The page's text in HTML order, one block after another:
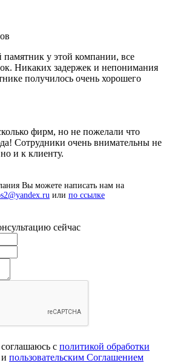
памятник у этой компании, все
Никаких задержек и непонимания
получилось очень хорошего
фирм, но не пожелали что
Сотрудники очень внимательны не
и к клиенту.
Вы можете написать нам на
или по ссылке
сейчас
с политикой обработки
и пользовательским Соглашением